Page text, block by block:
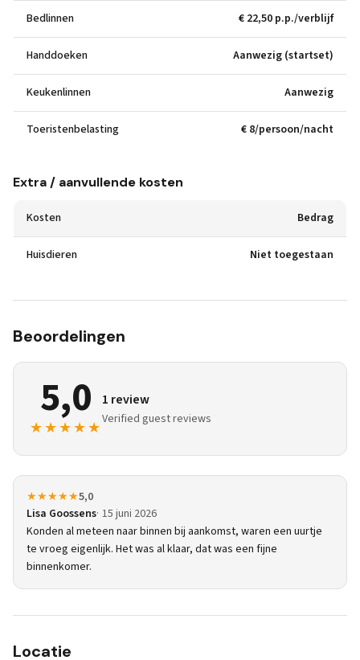
Bedlinnen € 22,50 p.p./verblijf
Handdoeken Aanwezig (startset)
Keukenlinnen Aanwezig
Toeristenbelasting € 8/persoon/nacht
Extra / aanvullende kosten
Kosten Bedrag
Huisdieren Niet toegestaan
Beoordelingen
5,0
★★★★★
1 review
Verified guest reviews
★★★★★5,0
Lisa Goossens 15 juni 2026
Konden al meteen naar binnen bij aankomst, waren een uurtje
te vroeg eigenlijk. Het was al klaar, dat was een fijne
binnenkomer.
Locatie